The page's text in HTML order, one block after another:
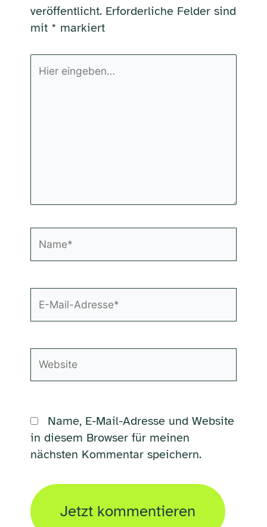
veröffentlicht. Erforderliche Felder sind
mit * markiert
eingeben…
Mail-
Name, E-Mail-Adresse und Website
in diesem Browser für meinen
nächsten Kommentar speichern.